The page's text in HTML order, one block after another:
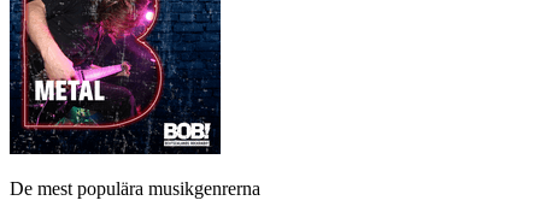
De mest populära musikgenrerna